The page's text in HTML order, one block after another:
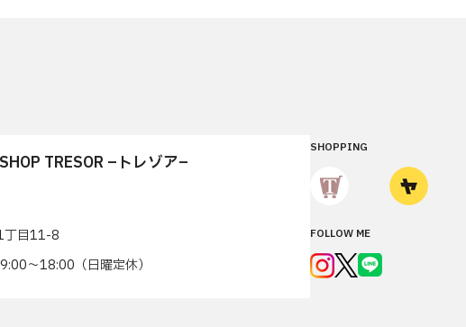
TRESOR –トレゾア–
丁目11-8
〜18:00（日曜定休）
SHOPPING
FOLLOW ME